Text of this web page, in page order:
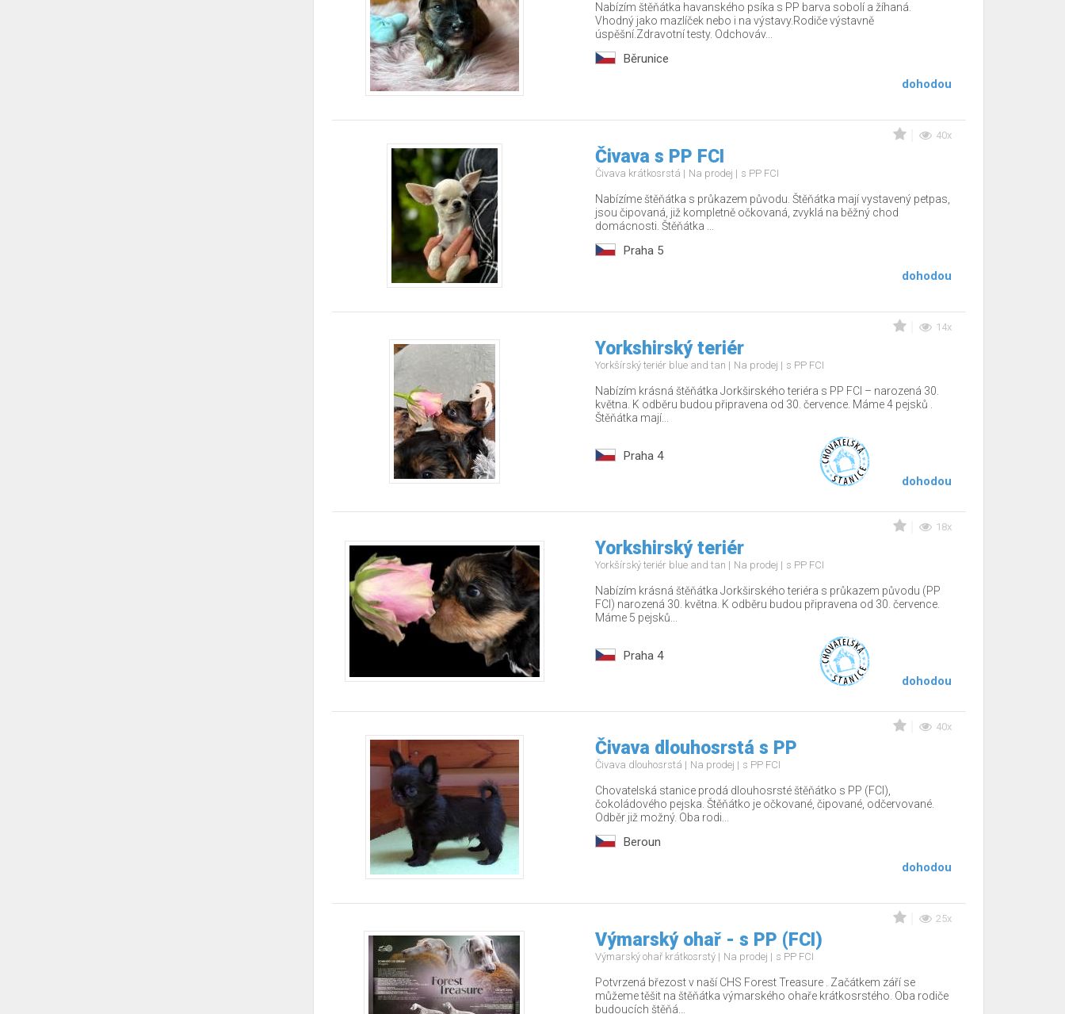
Nabízím štěňátka havanského psíka s PP barva sobolí a žíhaná.
Vhodný jako mazlíček nebo i na výstavy.Rodiče výstavně
úspěšní.Zdravotní testy. Odchováv...
Běrunice
dohodou
40x
Čivava s PP FCI
Čivava krátkosrstá Na prodej s PP FCI
Nabízíme štěňátka s průkazem původu. Štěňátka mají vystavený petpas,
jsou čipovaná, již kompletně očkovaná, zvyklá na běžný chod
domácnosti. Štěňátka ...
Praha 5
dohodou
14x
Yorkshirský teriér
Yorkšírský teriér blue and tan Na prodej s PP FCI
Nabízím krásná štěňátka Jorkširského teriéra s PP FCI – narozená 30.
května. K odběru budou připravena od 30. července. Máme 4 pejsků .
Štěňátka mají...
Praha 4
dohodou
18x
Yorkshirský teriér
Yorkšírský teriér blue and tan Na prodej s PP FCI
Nabízím krásná štěňátka Jorkširského teriéra s průkazem původu (PP
FCI) narozená 30. května. K odběru budou připravena od 30. července.
Máme 5 pejsků...
Praha 4
dohodou
40x
Čivava dlouhosrstá s PP
Čivava dlouhosrstá Na prodej s PP FCI
Chovatelská stanice prodá dlouhosrsté štěňátko s PP (FCI),
čokoládového pejska. Štěňátko je očkované, čipované, odčervované.
Odběr již možný. Oba rodi...
Beroun
dohodou
25x
Výmarský ohař - s PP (FCI)
Výmarský ohař krátkosrstý Na prodej s PP FCI
Potvrzená březost v naší CHS Forest Treasure . Začátkem září se
můžeme těšit na štěňátka výmarského ohaře krátkosrstého. Oba rodiče
budoucích štěňá...